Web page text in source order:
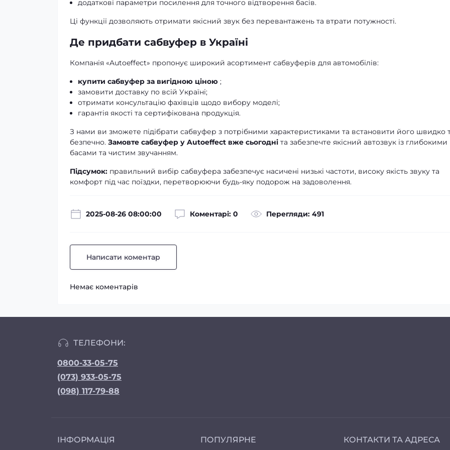
додаткові параметри посилення для точного відтворення басів.
Ці функції дозволяють отримати якісний звук без перевантажень та втрати потужності.
Де придбати сабвуфер в Україні
Компанія «Autoeffect» пропонує широкий асортимент сабвуферів для автомобілів:
купити сабвуфер за вигідною ціною ;
замовити доставку по всій Україні;
отримати консультацію фахівців щодо вибору моделі;
гарантія якості та сертифікована продукція.
З нами ви зможете підібрати сабвуфер з потрібними характеристиками та встановити його швидко
безпечно. Замовте сабвуфер у Autoeffect вже сьогодні та забезпечте якісний автозвук із глибокими
басами та чистим звучанням.
Підсумок: правильний вибір сабвуфера забезпечує насичені низькі частоти, високу якість звуку та
комфорт під час поїздки, перетворюючи будь-яку подорож на задоволення.
2025-08-26 08:00:00 Коментарі: 0 Перегляди: 491
Написати коментар
Немає коментарів
ТЕЛЕФОНИ:
0800-33-05-75
(073) 933-05-75
(098) 117-79-88
ІНФОРМАЦІЯ ПОПУЛЯРНЕ КОНТАКТИ ТА АДРЕСА